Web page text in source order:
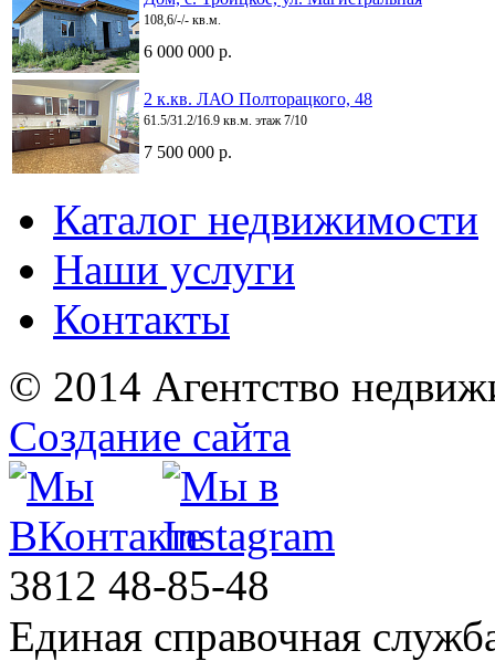
108,6/-/- кв.м.
6 000 000 р.
2 к.кв. ЛАО Полторацкого, 48
61.5/31.2/16.9 кв.м. этаж 7/10
7 500 000 р.
Каталог недвижимости
Наши услуги
Контакты
© 2014 Агентство
Создание сайта
3812 48-85-48
Единая справочная